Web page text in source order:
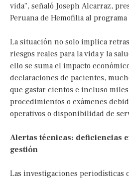
vida”, señaló Joseph Alcarraz,
Peruana de Hemofilia al
La situación no solo implica
riesgos reales para la vida y la
ello se suma el impacto
declaraciones de pacientes,
que gastar cientos e incluso
procedimientos o exámenes
operativos o disponibilidad de
Alertas técnicas: deficiencias
gestión
Las investigaciones periodísticas